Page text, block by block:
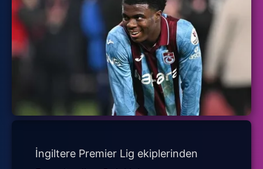
İngiltere Premier Lig ekiplerinden